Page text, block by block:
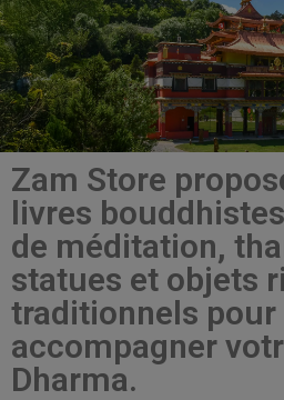
Zam Store
livres
de méditation,
statues et objets
traditionnels pour
accompagner
Dharma.